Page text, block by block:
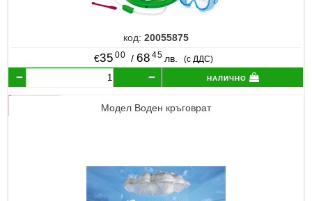
код: 20055875
€35 00 / 68 45 лв. (с ДДС)
налично
Модел Воден кръговрат